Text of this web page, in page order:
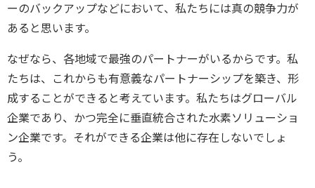
ーのバックアップなどにおいて、私たちには真の競争力が
あると思います。
なぜなら、各地域で最強のパートナーがいるからです。私
たちは、これからも有意義なパートナーシップを築き、形
成することができると考えています。私たちはグローバル
企業であり、かつ完全に垂直統合された水素ソリューショ
ン企業です。それができる企業は他に存在しないでしょ
う。